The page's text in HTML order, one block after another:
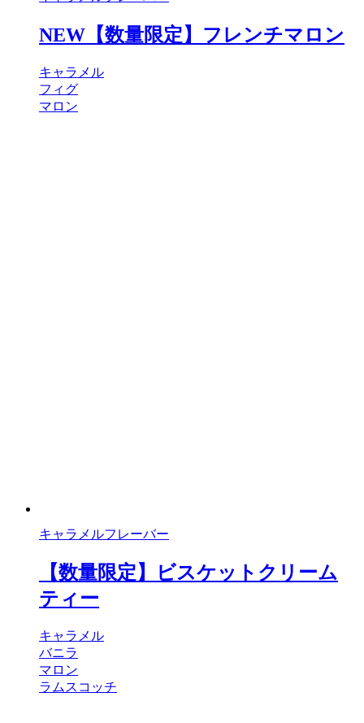
NEW【数量限定】フレンチマロン
キャラメル
フィグ
マロン
キャラメルフレーバー
【数量限定】ビスケットクリーム
ティー
キャラメル
バニラ
マロン
ラムスコッチ